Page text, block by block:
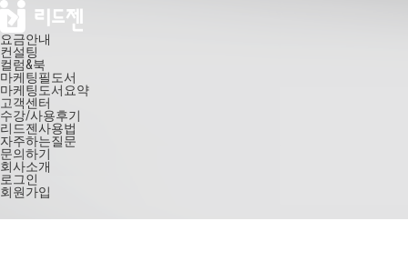
요금안내
컨설팅
컬럼&북
마케팅필도서
마케팅도서요약
고객센터
수강/사용후기
리드젠사용법
자주하는질문
문의하기
회사소개
로그인
회원가입